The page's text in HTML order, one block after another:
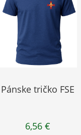
Pánske tričko FSE
6,56 €